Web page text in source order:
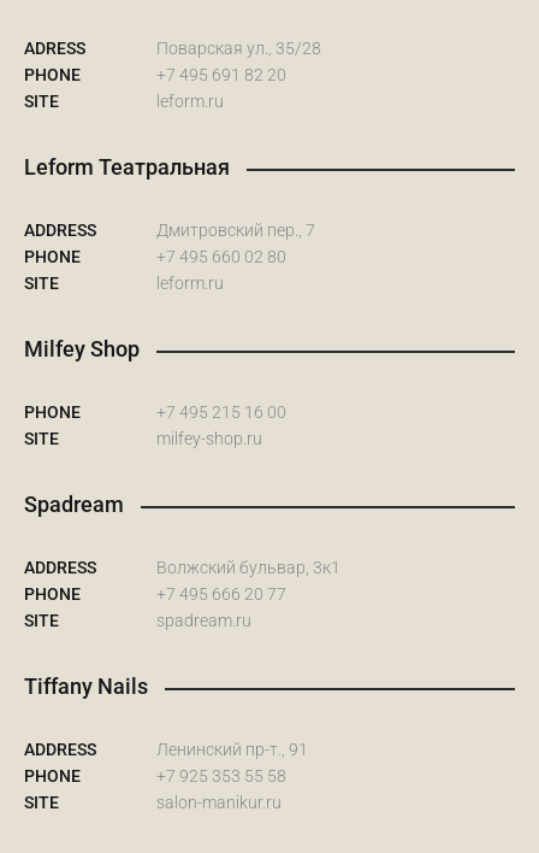
ADRESS
Поварская ул., 35/28
PHONE
+7 495 691 82 20
SITE
leform.ru
Leform Театральная
ADDRESS
Дмитровский пер., 7
PHONE
+7 495 660 02 80
SITE
leform.ru
Milfey Shop
PHONE
+7 495 215 16 00
SITE
milfey-shop.ru
Spadream
ADDRESS
Волжский бульвар, 3к1
PHONE
+7 495 666 20 77
SITE
spadream.ru
Tiffany Nails
ADDRESS
Ленинский пр-т., 91
PHONE
+7 925 353 55 58
SITE
salon-manikur.ru